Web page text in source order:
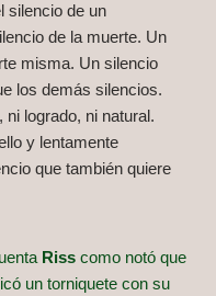
silencio de un
de la muerte. Un
misma. Un silencio
los demás silencios.
logrado, ni natural.
y lentamente
que también quiere
Riss como notó que
un torniquete con su